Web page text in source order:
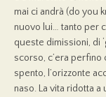
mai ci andrà (do you
nuovo lui… tanto per
queste dimissioni, di
scorso, c’era perfino
spento, l’orizzonte
naso. La vita ridotta